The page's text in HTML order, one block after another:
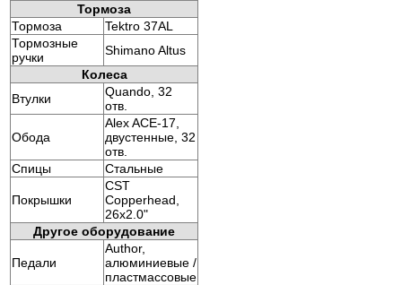
Тормоза
Тормоза
Tektro 37AL
Тормозные
ручки
Shimano Altus
Колеса
Втулки
Quando, 32
отв.
Обода
Alex ACE-17,
двустенные, 32
отв.
Спицы
Стальные
Покрышки
CST
Copperhead,
26x2.0"
Другое оборудование
Педали
Author,
алюминиевые /
пластмассовые